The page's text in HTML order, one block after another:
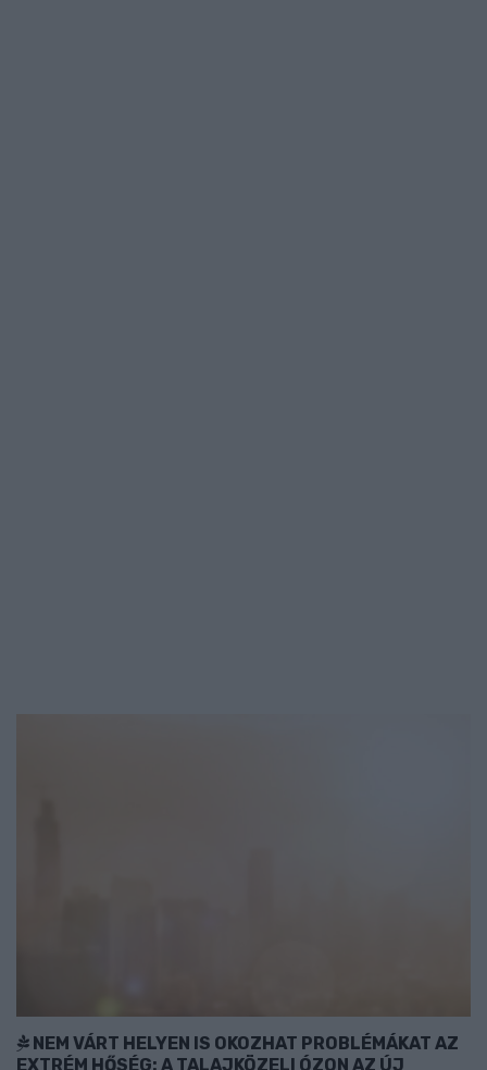
NEM VÁRT HELYEN IS OKOZHAT PROBLÉMÁKAT AZ
EXTRÉM HŐSÉG: A TALAJKÖZELI ÓZON AZ ÚJ